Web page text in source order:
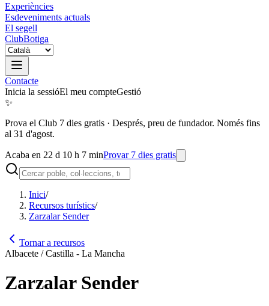
Experiències
Esdeveniments actuals
El segell
ClubBotiga
Contacte
Inicia la sessióEl meu compteGestió
✨
Prova el Club 7 dies gratis · Després, preu de fundador. Només fins
al 31 d'agost.
Acaba en 22 d 10 h 7 minProvar 7 dies gratis
Inici/
Recursos turístics/
Zarzalar Sender
Tornar a recursos
Albacete / Castilla - La Mancha
Zarzalar Sender